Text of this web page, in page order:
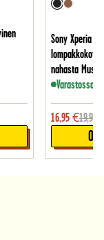
Sony Xperia
nahasta Musta
Varastossa
16,95 €19,95